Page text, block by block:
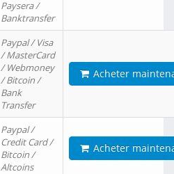
Paysera /
Banktransfer
Paypal / Visa
/ MasterCard
/ Webmoney
/ Bitcoin /
Bank
Transfer
Acheter
Paypal /
Credit Card /
Bitcoin /
Altcoins
Acheter